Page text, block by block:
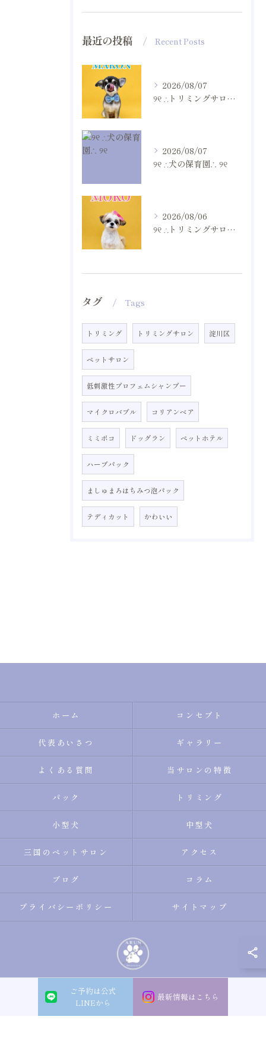
最近の投稿 Recent Posts
2026/08/07
୨୧ ∴トリミングサロン∴ ୨୧
2026/08/07
୨୧ ∴犬の保育園∴ ୨୧
2026/08/06
୨୧ ∴トリミングサロン∴ ୨୧
タグ Tags
トリミング トリミングサロン 淀川区
ペットサロン
低刺激性プロフェムシャンプー
マイクロバブル コリアンベア
ミミポコ ドッグラン ペットホテル
ハーブパック
ましゅまろはちみつ泡パック
テディカット かわいい
ご予約は公式
LINEから
最新情報はこちら
ホーム コンセプト
代表あいさつ ギャラリー
よくある質問 当サロンの特徴
パック トリミング
小型犬 中型犬
三国のペットサロン アクセス
ブログ コラム
プライバシーポリシー サイトマップ
© 2026 大阪市淀川区のトリミングサロン・ペットサロンならDogsalon ARUN
ALL RIGHTS RESERVED.